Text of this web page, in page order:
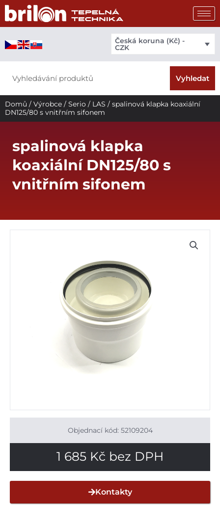
Přeskočit
obsah
Česká koruna (Kč) -
CZK
Vyhledat
Domů / Výrobce / Serio / LAS / spalinová klapka koaxiální
DN125/80 s vnitřním sifonem
spalinová klapka
koaxiální DN125/80 s
vnitřním sifonem
Objednací kód: 52109204
1 685 Kč bez DPH
Kontakty